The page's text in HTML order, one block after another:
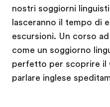
nostri soggiorni
lasceranno il tempo di
escursioni. Un corso
come un soggiorno
perfetto per scoprire il
parlare inglese